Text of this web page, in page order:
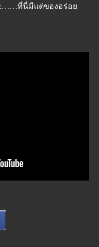
ที่นี่มีแต่ของอร่อย